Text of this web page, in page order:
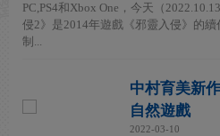
PC,PS4和Xbox One，今天（
侵2》是2014年遊戲《邪靈入侵》的
制...
中村育美新
自然遊戲
2022-03-10